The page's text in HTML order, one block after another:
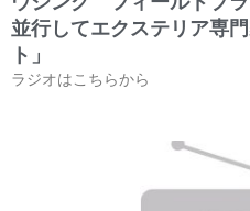
並行してエクステリア専
ト」
ラジオはこちらから